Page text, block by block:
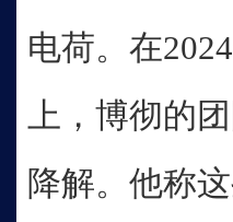
电荷。在
上，博彻的
降解。他称